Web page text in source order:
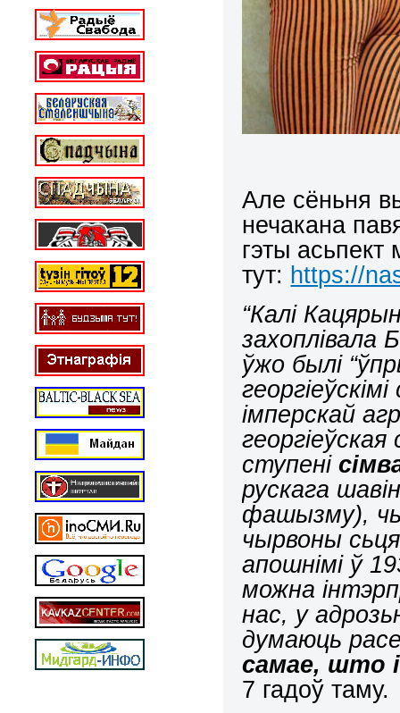
Але сёньня
нечакана
гэты асьпект
тут: https://
“Калі
захоплівала
ўжо былі
імперскай
ступені
рускага
фашызму),
чырвоны
апошнімі ў
можна
нас, у
думаюць
самае, што
7 гадоў таму.